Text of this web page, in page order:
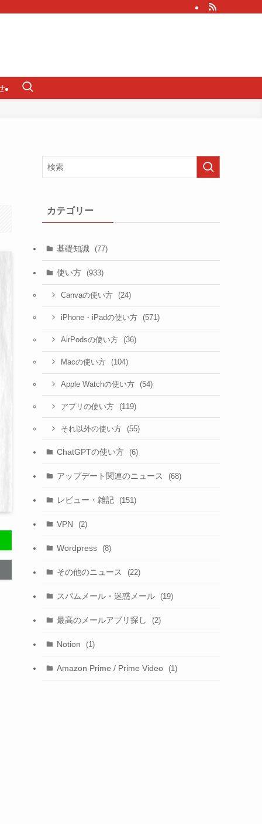
カテゴリー
基礎知識 (77)
使い方 (933)
Canvaの使い方 (24)
iPhone・iPadの使い方 (571)
AirPodsの使い方 (36)
Macの使い方 (104)
Apple Watchの使い方 (54)
アプリの使い方 (119)
それ以外の使い方 (55)
ChatGPTの使い方 (6)
アップデート関連のニュース (68)
レビュー・雑記 (151)
VPN (2)
Wordpress (8)
その他のニュース (22)
スパムメール・迷惑メール (19)
最高のメールアプリ探し (2)
Notion (1)
Amazon Prime / Prime Video (1)